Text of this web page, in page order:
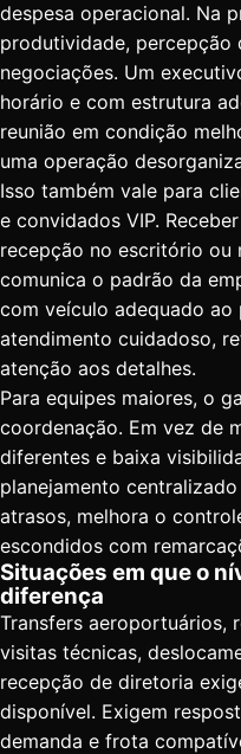
despesa operacional. Na
produtividade,
negociações. Um
horário e com estrutura
reunião em condição
uma operação
Isso também vale para
e convidados VIP.
recepção no escritório ou
comunica o padrão da
com veículo adequado
atendimento cuidadoso,
atenção aos detalhes.
Para equipes maiores, o
coordenação. Em vez de
diferentes e baixa
planejamento
atrasos, melhora o
escondidos com
Situações em que o
diferença
Transfers aeroportuários,
visitas técnicas,
recepção de diretoria
disponível. Exigem
demanda e frota